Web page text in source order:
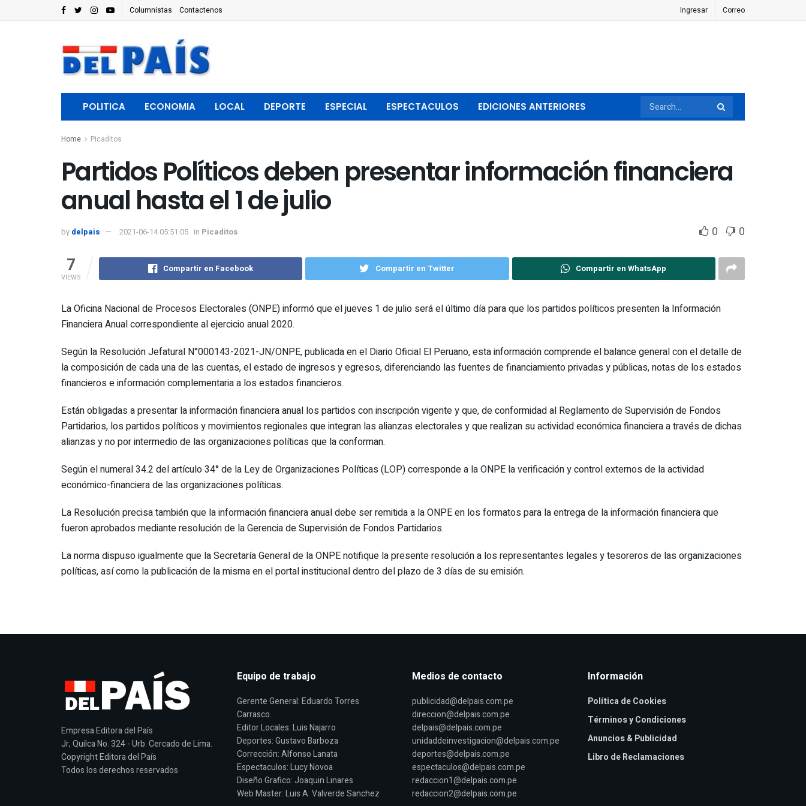
Columnistas Contactenos Ingresar Correo
POLITICA ECONOMIA LOCAL DEPORTE ESPECIAL ESPECTACULOS EDICIONES ANTERIORES
Home Picaditos
Partidos Políticos deben presentar información financiera
anual hasta el 1 de julio
by delpais 2021-06-14 05:51:05 in Picaditos 0 0
7
VIEWS
Compartir en Facebook Compartir en Twitter Compartir en WhatsApp
La Oficina Nacional de Procesos Electorales (ONPE) informó que el jueves 1 de julio será el último día para que los partidos políticos presenten la Información
Financiera Anual correspondiente al ejercicio anual 2020.
Según la Resolución Jefatural N°000143-2021-JN/ONPE, publicada en el Diario Oficial El Peruano, esta información comprende el balance general con el detalle de
la composición de cada una de las cuentas, el estado de ingresos y egresos, diferenciando las fuentes de financiamiento privadas y públicas, notas de los estados
financieros e información complementaria a los estados financieros.
Están obligadas a presentar la información financiera anual los partidos con inscripción vigente y que, de conformidad al Reglamento de Supervisión de Fondos
Partidarios, los partidos políticos y movimientos regionales que integran las alianzas electorales y que realizan su actividad económica financiera a través de dichas
alianzas y no por intermedio de las organizaciones políticas que la conforman.
Según el numeral 34.2 del artículo 34° de la Ley de Organizaciones Políticas (LOP) corresponde a la ONPE la verificación y control externos de la actividad
económico-financiera de las organizaciones políticas.
La Resolución precisa también que la información financiera anual debe ser remitida a la ONPE en los formatos para la entrega de la información financiera que
fueron aprobados mediante resolución de la Gerencia de Supervisión de Fondos Partidarios.
La norma dispuso igualmente que la Secretaría General de la ONPE notifique la presente resolución a los representantes legales y tesoreros de las organizaciones
políticas, así como la publicación de la misma en el portal institucional dentro del plazo de 3 días de su emisión.
Empresa Editora del País
Jr, Quilca No. 324 - Urb. Cercado de Lima.
Copyright Editora del País
Todos los derechos reservados
Equipo de trabajo
Gerente General: Eduardo Torres
Carrasco.
Editor Locales: Luis Najarro
Deportes: Gustavo Barboza
Corrección: Alfonso Lanata
Espectaculos: Lucy Novoa
Diseño Grafico: Joaquin Linares
Web Master: Luis A. Valverde Sanchez
Medios de contacto
publicidad@delpais.com.pe
direccion@delpais.com.pe
delpais@delpais.com.pe
unidaddeinvestigacion@delpais.com.pe
deportes@delpais.com.pe
espectaculos@delpais.com.pe
redaccion1@delpais.com.pe
redaccion2@delpais.com.pe
Información
Política de Cookies
Términos y Condiciones
Anuncios & Publicidad
Libro de Reclamaciones